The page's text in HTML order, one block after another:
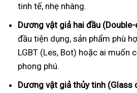
tinh tế, nhẹ nhàng.
Dương vật giả hai đầu
đầu tiện dụng, sản phẩm phù
LGBT (Les, Bot) hoặc ai muốn
phong phú.
Dương vật giả thủy tinh (Glass